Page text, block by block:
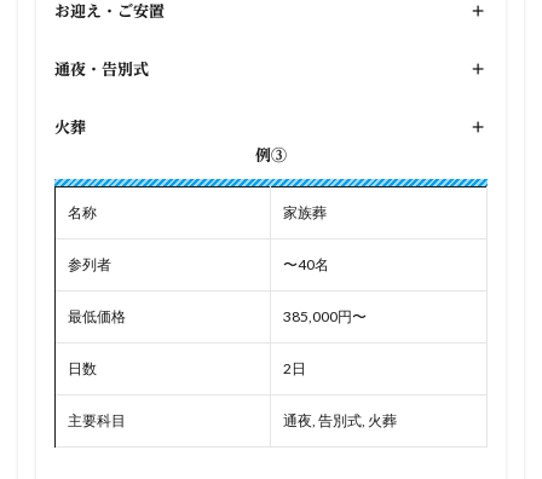
お迎え・ご安置 +
通夜・告別式 +
火葬
+
例③
名称 家族葬
参列者 〜40名
最低価格 385,000円〜
日数 2日
主要科目 通夜, 告別式, 火葬